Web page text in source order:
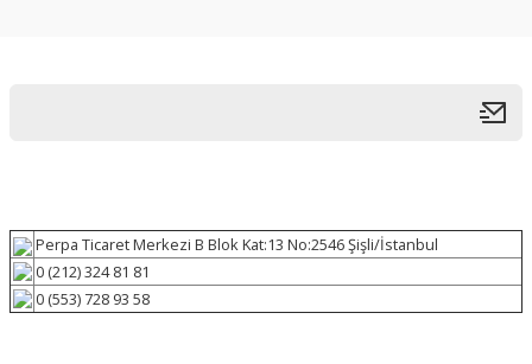
Perpa Ticaret Merkezi B Blok Kat:13 No:2546 Şişli/İstanbul
0 (212) 324 81 81
0 (553) 728 93 58